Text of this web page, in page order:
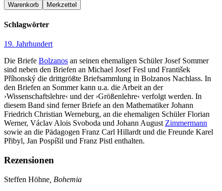
Schlagwörter
19. Jahrhundert
Die Briefe Bolzanos an seinen ehemaligen SchülerJosef Sommer
sind neben den Briefen an Michael Josef Fesl und František
Příhonský die drittgrößte Briefsammlung in Bolzanos Nachlass. In
den Briefen an Sommer kann u.a. die Arbeit an der
›Wissenschaftslehre‹ und der ›Größenlehre‹ verfolgt werden. In
diesem Band sind ferner Briefe an den Mathematiker Johann
Friedrich Christian Werneburg, an die ehemaligen Schüler Florian
Werner, Václav Alois Svoboda und Johann August Zimmermann
sowie an die Pädagogen Franz Carl Hillardt und die Freunde Karel
Přibyl, Jan Pospíšil und Franz Pistl enthalten.
Rezensionen
Steffen Höhne , Bohemia